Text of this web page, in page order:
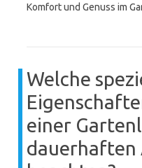
Komfort und Genuss im
Welche
einer
dauerhaften